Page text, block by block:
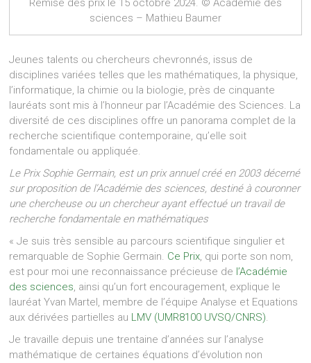
Remise des prix le 15 octobre 2024. © Académie des
sciences – Mathieu Baumer
Jeunes talents ou chercheurs chevronnés, issus de
disciplines variées telles que les mathématiques, la physique,
l’informatique, la chimie ou la biologie, près de cinquante
lauréats sont mis à l’honneur par l’Académie des Sciences. La
diversité de ces disciplines offre un panorama complet de la
recherche scientifique contemporaine, qu’elle soit
fondamentale ou appliquée.
Le Prix Sophie Germain, est un prix annuel créé en 2003 décerné
sur proposition de l’Académie des sciences, destiné à couronner
une chercheuse ou un chercheur ayant effectué un travail de
recherche fondamentale en mathématiques
« Je suis très sensible au parcours scientifique singulier et
remarquable de Sophie Germain. Ce Prix, qui porte son nom,
est pour moi une reconnaissance précieuse de l’Académie
des sciences, ainsi qu’un fort encouragement, explique le
lauréat Yvan Martel, membre de l’équipe Analyse et Equations
aux dérivées partielles au LMV (UMR8100 UVSQ/CNRS).
Je travaille depuis une trentaine d’années sur l’analyse
mathématique de certaines équations d’évolution non